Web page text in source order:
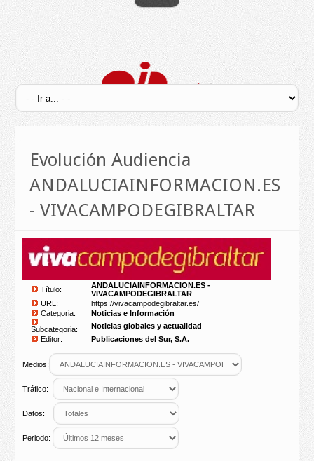
Evolución Audiencia
ANDALUCIAINFORMACION.ES
- VIVACAMPODEGIBRALTAR
Título:
ANDALUCIAINFORMACION.ES -
VIVACAMPODEGIBRALTAR
URL:
https://vivacampodegibraltar.es/
Categoria:
Noticias e Información
Subcategoria:
Noticias globales y actualidad
Editor:
Publicaciones del Sur, S.A.
Medios:
Tráfico:
Datos:
Periodo: